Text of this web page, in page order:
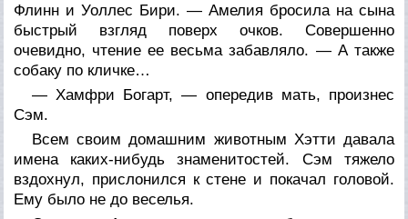
Флинн и Уоллес Бири. — Амелия бросила на сына
быстрый взгляд поверх очков. Совершенно
очевидно, чтение ее весьма забавляло. — А также
собаку по кличке…
— Хамфри Богарт, — опередив мать, произнес
Сэм.
Всем своим домашним животным Хэтти давала
имена каких-нибудь знаменитостей. Сэм тяжело
вздохнул, прислонился к стене и покачал головой.
Ему было не до веселья.